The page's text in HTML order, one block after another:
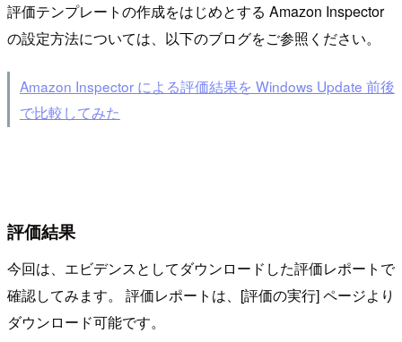
評価テンプレートの作成をはじめとする Amazon Inspector
の設定方法については、以下のブログをご参照ください。
Amazon Inspector による評価結果を Windows Update 前後
で比較してみた
評価結果
今回は、エビデンスとしてダウンロードした評価レポートで
確認してみます。 評価レポートは、[評価の実行] ページより
ダウンロード可能です。